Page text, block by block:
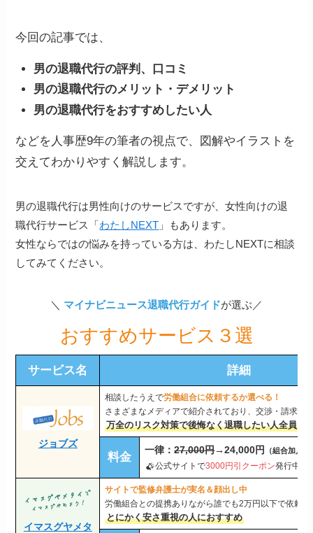
今回の記事では、
男の退職代行の評判、口コミ
男の退職代行のメリット・デメリット
男の退職代行をおすすめしたい人
などを人事歴9年の筆者の視点で、図解やイラストを
交えてわかりやすく解説します。
男の退職代行は男性向けのサービスですが、女性向けの退
職代行サービス「わたしNEXT 」もあります。
女性ならではの悩みを持っている方は、わたしNEXTに相談
してみてください。
＼ マイナビニュース退職代行ガイドが選ぶ／
おすすめサービス３選
サービス名 詳細
ジョブズ
相談したうえで労働組合に依頼するか選べる！
さまざまなメディアで紹介されており、交渉・請求の
万全のリスク対策で後悔なく退職したい人全員に
料金
一律：27,000円→24,000円 （組合加入
公式サイトで3000円引クーポン発行中
イマスグヤメタ
サイトで監修弁護士が実名＆顔出し中
労働組合との提携ありながら誰でも2万円以下で依頼で
とにかく安さ重視の人におすすめ